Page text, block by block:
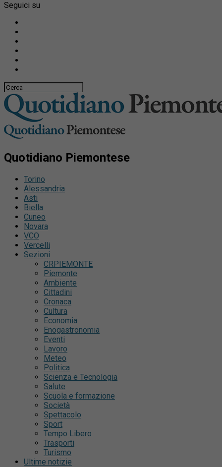
Seguici su
Quotidiano Piemontese
Torino
Alessandria
Asti
Biella
Cuneo
Novara
VCO
Vercelli
Sezioni
CRPIEMONTE
Piemonte
Ambiente
Cittadini
Cronaca
Cultura
Economia
Enogastronomia
Eventi
Lavoro
Meteo
Politica
Scienza e Tecnologia
Salute
Scuola e formazione
Società
Spettacolo
Sport
Tempo Libero
Trasporti
Turismo
Ultime notizie